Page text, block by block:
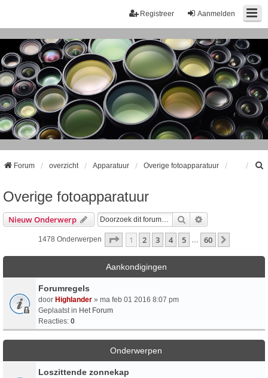
Aanmelden
Registreer
Forum overzicht Apparatuur Overige fotoapparatuur
Overige fotoapparatuur
Nieuw Onderwerp Zoek
1478 Onderwerpen Pagina Van60
1 2 3 4 5 60
Aankondigingen
Forumregels
door Highlander » ma feb 01 2016 8:07 pm
Geplaatst in Het Forum
Reacties: 0
Onderwerpen
Loszittende zonnekap